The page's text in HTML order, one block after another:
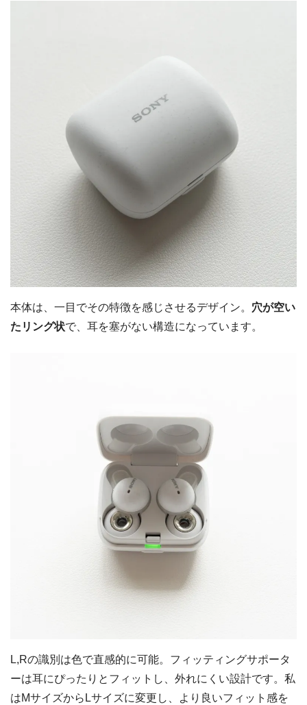
本体は、一目でその特徴を感じさせるデザイン。 穴が空い
たリング状で、耳を塞がない構造になっています。
L,Rの識別は色で直感的に可能。フィッティングサポータ
ーは耳にぴったりとフィットし、外れにくい設計です。私
はMサイズからLサイズに変更し、より良いフィット感を